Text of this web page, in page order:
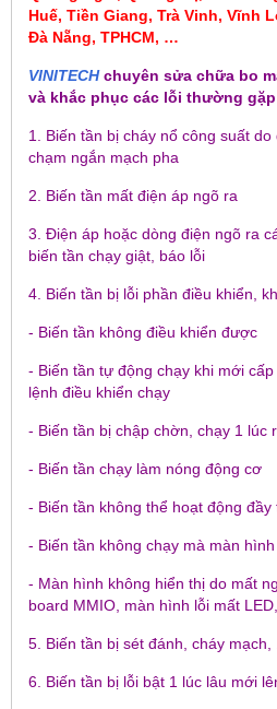
Huế, Tiền Giang, Trà Vinh, Vĩnh
Đà Nẵng, TPHCM, …
VINITECHchuyên sửa chữa bo
và khắc phục các lỗi thường
1. Biến tần bị cháy nổ công suất
chạm ngắn mạch pha
2. Biến tần mất điện áp ngõ ra
3. Điện áp hoặc dòng điện ngõ ra
biến tần chạy giật, báo lỗi
4. Biến tần bị lỗi phần điều khiển,
- Biến tần không điều khiển được
- Biến tần tự động chạy khi mới
lệnh điều khiển chạy
- Biến tần bị chập chờn, chạy 1 lúc
- Biến tần chạy làm nóng động cơ
- Biến tần không thể hoạt động
- Biến tần không chạy mà màn
- Màn hình không hiển thị do mất
board MMIO, màn hình lỗi mất
5. Biến tần bị sét đánh, cháy mạch,
6. Biến tần bị lỗi bật 1 lúc lâu mới